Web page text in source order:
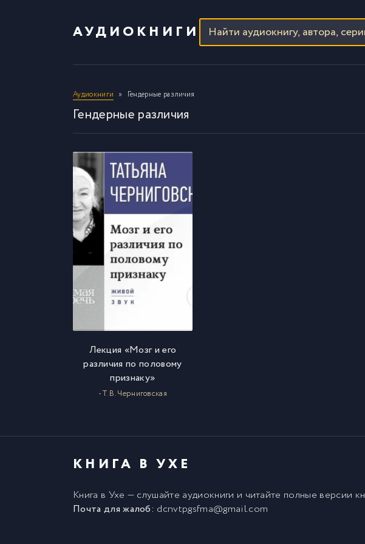
АУДИОКНИГИ
Аудиокниги Гендерные различия
Гендерные различия
Лекция «Мозг и его
различия по половому
признаку»
- Т. В. Черниговская
КНИГА В УХЕ
Книга в Ухе — слушайте аудиокниги и читайте полные версии
Почта для жалоб: dcnvtpgsfma@gmail.com